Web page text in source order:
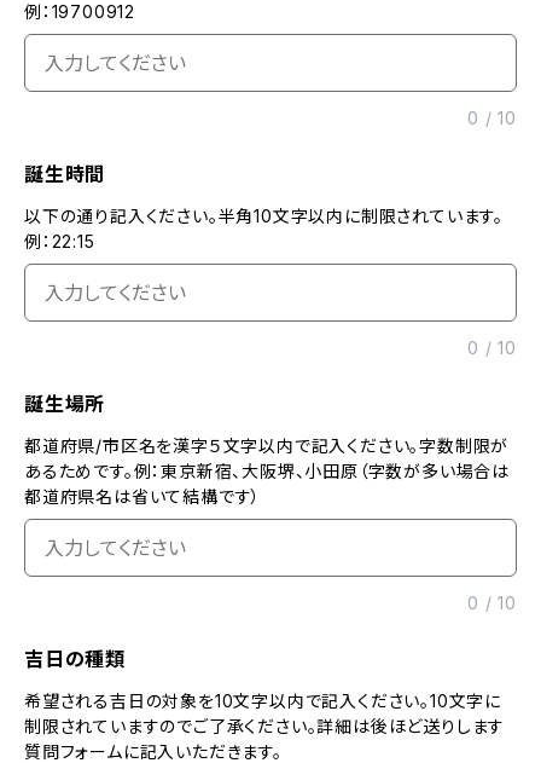
例：19700912
0 /10
誕生時間
以下の通り記入ください。半角10文字以内に制限されています。
例：22:15
0 /10
誕生場所
都道府県/市区名を漢字５文字以内で記入ください。字数制限が
あるためです。例：東京新宿、大阪堺、小田原（字数が多い場合は
都道府県名は省いて結構です）
0 /10
吉日の種類
希望される吉日の対象を10文字以内で記入ください。10文字に
制限されていますのでご了承ください。詳細は後ほど送りします
質問フォームに記入いただきます。